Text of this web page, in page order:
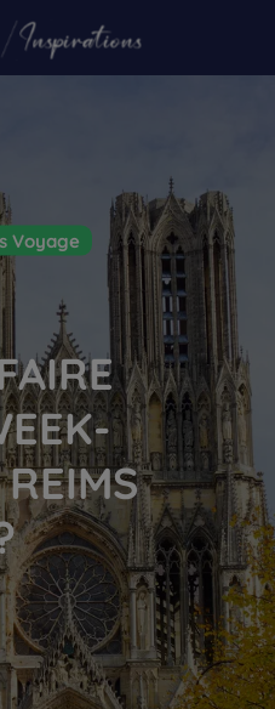
Voyage